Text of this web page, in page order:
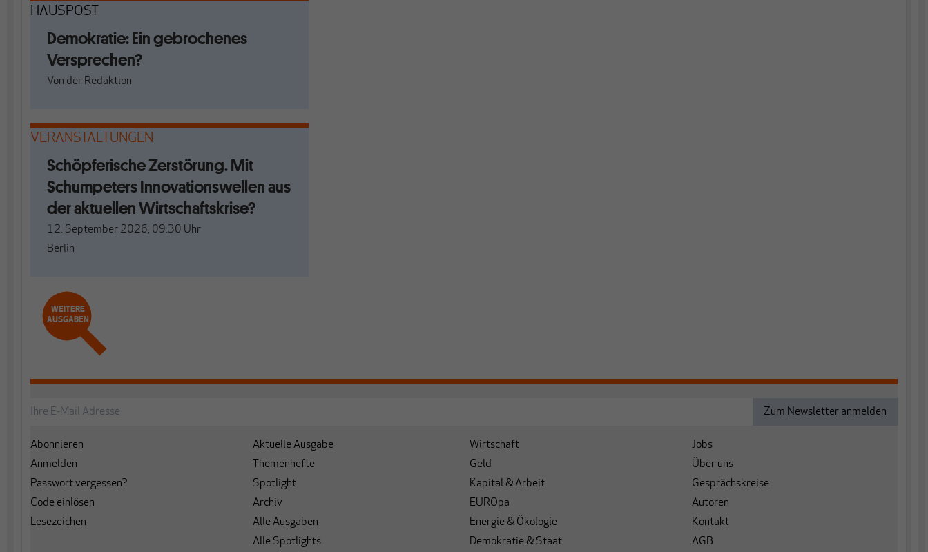
HAUSPOST
Demokratie: Ein gebrochenes
Versprechen?
Von der Redaktion
VERANSTALTUNGEN
Schöpferische Zerstörung. Mit
Schumpeters Innovationswellen aus
der aktuellen Wirtschaftskrise?
12. September 2026, 09:30 Uhr
Berlin
WEITERE
AUSGABEN
Abonnieren
Anmelden
Passwort vergessen?
Code einlösen
Lesezeichen
Aktuelle Ausgabe
Themenhefte
Spotlight
Archiv
Alle Ausgaben
Alle Spotlights
Wirtschaft
Geld
Kapital & Arbeit
EUROpa
Energie & Ökologie
Demokratie & Staat
Jobs
Über uns
Gesprächskreise
Autoren
Kontakt
AGB